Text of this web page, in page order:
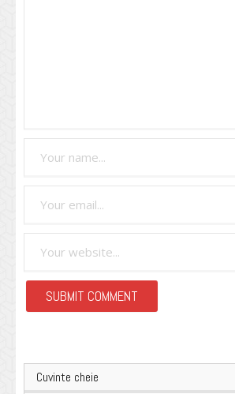
Cuvinte cheie